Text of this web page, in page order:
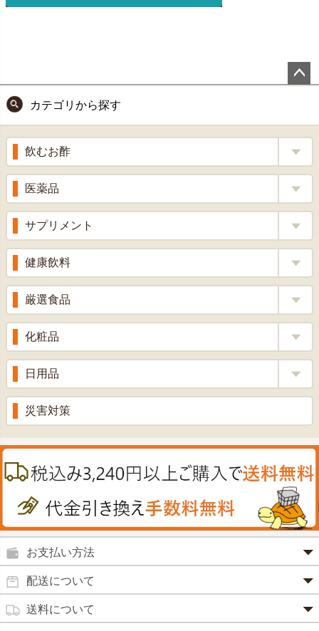
ップ
へ
カテゴリから探す
飲むお酢
補酵素のちから
くろ酢
りんご酢
ざくろ酢
梅酢
医薬品
風邪薬
胃腸薬
整腸薬
解熱鎮痛剤
せきどめ
滋養強壮
消炎鎮痛剤
肌・皮膚のお薬
絆創膏
殺菌消毒液
鼻炎薬
強心剤
サプリメント
ウコン
乳酸菌
ローヤルゼリー
牡蠣エキス
プロポリス
プラセンタ
肝油
鉄
ノコギリヤシ
グルコサミン
田七人参
イチョウ葉
カルシウム
健康飲料
健康茶
漢方茶
青汁・豆乳
甘酒
健康ドリンク
厳選食品
もち麦・十六穀米
生姜
丼の素
のど飴
うどん・そば
喜多方ラーメン
カレー・シチュー
化粧品
美容品
スキンクリーム＆美容パック
ウオッシュ＆ソープ
日用品
入浴剤
災害対策
お支払い方法
クレジットカード(1 回払いのみ)
SSL 認証で暗号化処理していますので、 安心して
ご利用いただけます。
配送について
商品は日本郵便にて発送致します。
通常2～4営業日以内に発送致します。 メーカー取り寄せ商
送料について